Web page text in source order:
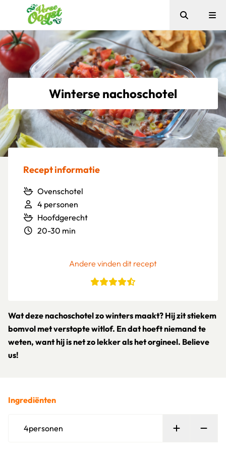
Verse Oogst
Zoeken
Winterse nachoschotel
Recept informatie
Ovenschotel
4 personen
Hoofdgerecht
20-30 min
Andere vinden dit recept
Wat deze nachoschotel zo winters maakt? Hij zit stiekem
bomvol met verstopte witlof. En dat hoeft niemand te
weten, want hij is net zo lekker als het orgineel. Believe
us!
Ingrediënten
4personen Persoon